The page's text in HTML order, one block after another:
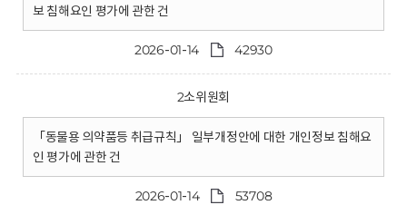
보 침해요인 평가에 관한 건
2026-01-14 42930
2소위원회
「동물용 의약품등 취급규칙」 일부개정안에 대한 개인정보 침해요
인 평가에 관한 건
2026-01-14 53708